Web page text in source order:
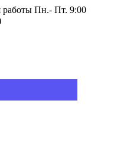
работы Пн.- Пт. 9:00